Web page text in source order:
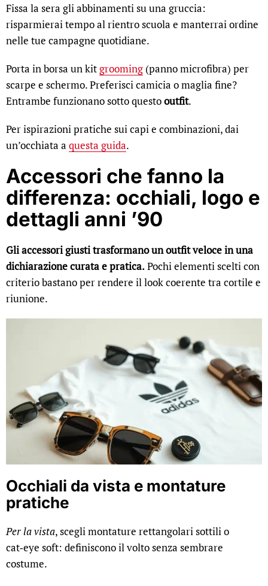
Fissa la sera gli abbinamenti su una gruccia:
risparmierai tempo al rientro scuola e manterrai ordine
nelle tue campagne quotidiane.
Porta in borsa un kitgrooming (panno microfibra) per
scarpe e schermo. Preferisci camicia o maglia fine?
Entrambe funzionano sotto questooutfit.
Per ispirazioni pratiche sui capi e combinazioni, dai
un’occhiata a questa guida.
Accessori che fanno la
differenza: occhiali, logo e
dettagli anni ’90
Gli accessori giusti trasformano un outfit veloce in una
dichiarazione curata e pratica.Pochi elementi scelti con
criterio bastano per rendere il look coerente tra cortile e
riunione.
Occhiali da vista e montature
pratiche
Per la vista, scegli montature rettangolari sottili o
cat‑eye soft: definiscono il volto senza sembrare
costume.